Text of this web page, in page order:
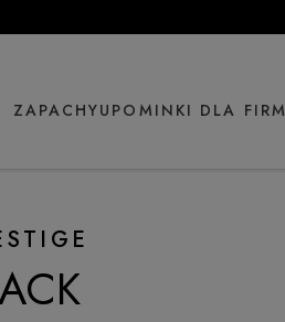
ZAPACHYUPOMINKI DLA FIRM